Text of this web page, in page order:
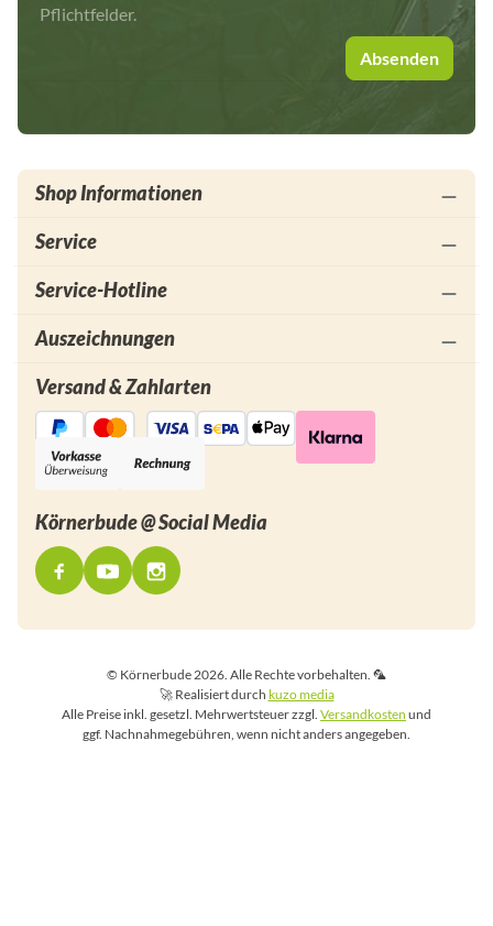
Pflichtfelder.
Absenden
Shop Informationen
Service
Service-Hotline
Auszeichnungen
Versand & Zahlarten
Körnerbude @ Social Media
© Körnerbude 2026. Alle Rechte vorbehalten. 🦜
🚀 Realisiert durch kuzo media
Alle Preise inkl. gesetzl. Mehrwertsteuer zzgl. Versandkosten und
ggf. Nachnahmegebühren, wenn nicht anders angegeben.